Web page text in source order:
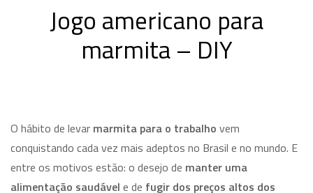
Jogo americano para
marmita – DIY
O hábito de levar marmita para o trabalho vem
conquistando cada vez mais adeptos no Brasil e no mundo. E
entre os motivos estão: o desejo de manter uma
alimentação saudável e de fugir dos preços altos dos